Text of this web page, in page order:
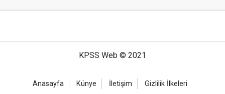
KPSS Web © 2021
Anasayfa Künye İletişim Gizlilik İlkeleri